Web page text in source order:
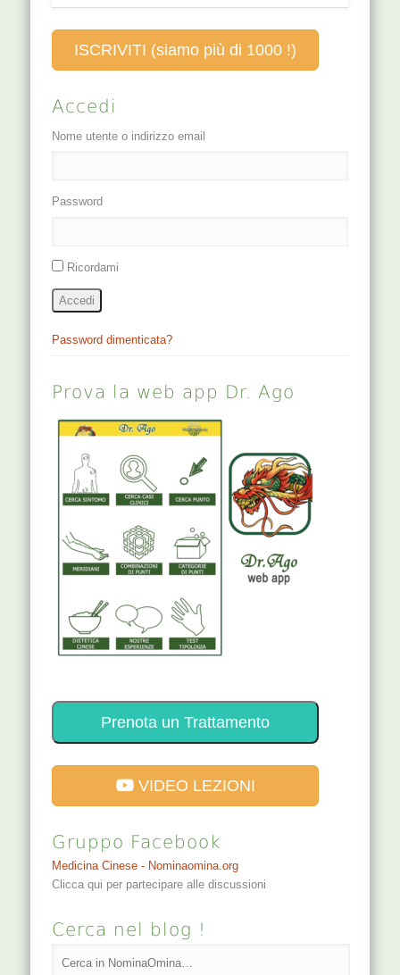
ISCRIVITI (siamo più di 1000 !)
Accedi
Nome utente o indirizzo email
Password
Ricordami
Accedi
Password dimenticata?
Prova la web app Dr. Ago
Prenota un Trattamento
VIDEO LEZIONI
Gruppo Facebook
Medicina Cinese - Nominaomina.org
Clicca qui per partecipare alle discussioni
Cerca nel blog !